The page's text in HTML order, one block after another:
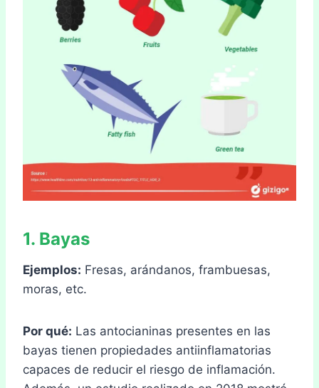
1. Bayas
Ejemplos: Fresas, arándanos, frambuesas,
moras, etc.
Por qué: Las antocianinas presentes en las
bayas tienen propiedades antiinflamatorias
capaces de reducir el riesgo de inflamación.